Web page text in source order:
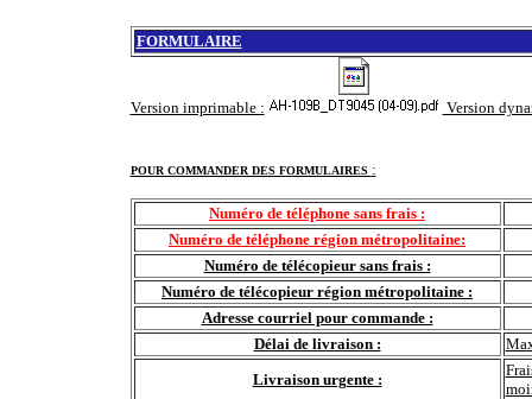
FORMULAIRE
Version imprimable : Version
POUR COMMANDER DES FORMULAIRES :
Numéro de téléphone sans frais :
Numéro de téléphone région métropolitaine:
Numéro de télécopieur sans frais :
Numéro de télécopieur région métropolitaine :
Adresse courriel pour commande :
Délai de livraison :
Livraison urgente :